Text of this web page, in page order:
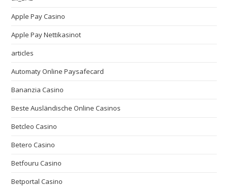
Apple Pay Casino
Apple Pay Nettikasinot
articles
Automaty Online Paysafecard
Bananzia Casino
Beste Ausländische Online Casinos
Betcleo Casino
Betero Casino
Betfouru Casino
Betportal Casino